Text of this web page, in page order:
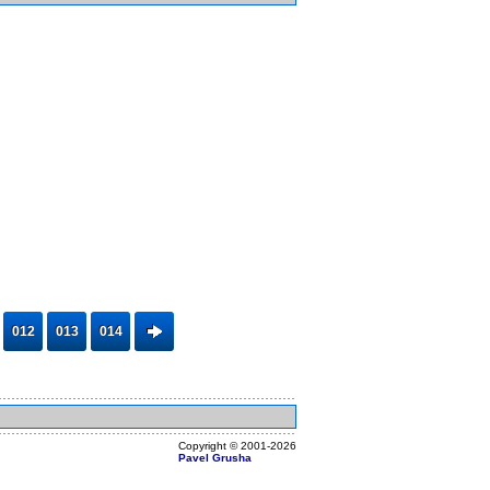
012 013 014
Copyright ©2001-2026
Pavel Grusha